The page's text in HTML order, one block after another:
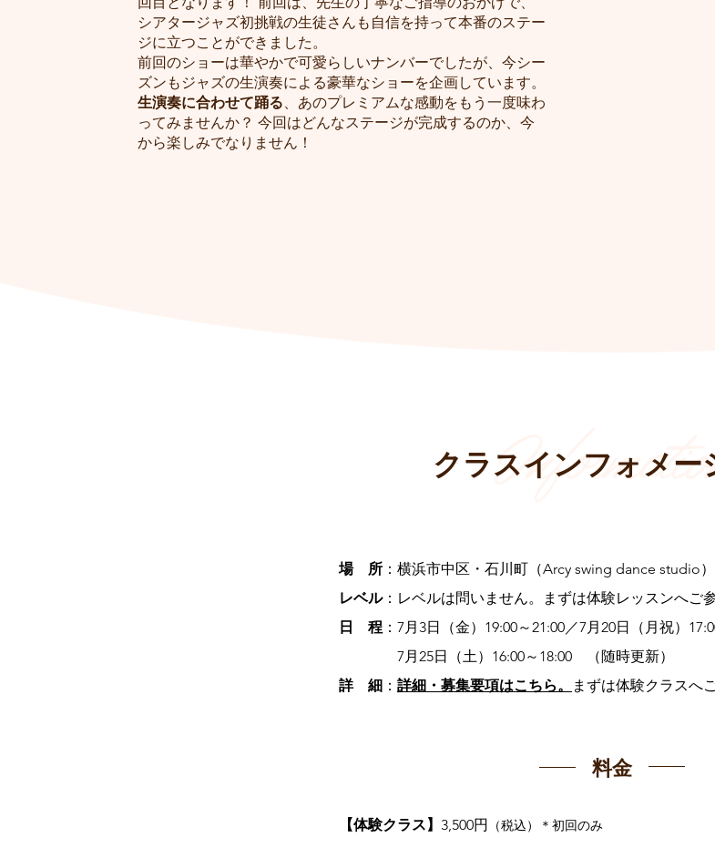
シアタージャズ初挑戦の生徒さんも自信を持って本番のステー
ジに立つことができました。
前回のショーは華やかで可愛らしいナンバーでしたが、今シー
ズンもジャズの生演奏による豪華なショーを企画しています。
生演奏に合わせて踊る、あのプレミアムな感動をもう一度味わ
ってみませんか？ 今回はどんなステージが完成するのか、今
から楽しみでなりません！
クラスインフォメー
場 所 ：横浜市中区・石川町（Arcy swing dance studio）
レベル：レベルは問いません。
まずは体験レッスンへご
日 程 ： 7月3日（金）19:00～21:00／7月20日（月祝）
7月25日（土）16:00～18:00 （随時更新）
詳 細 ： 詳細・募集要項はこちら。 まずは体験クラスへ
料金
【体験クラス】 3,500円 （税込）＊初回のみ